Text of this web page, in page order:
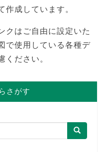
作成しています。
クはご自由に設定いた
で使用している各種デ
ください。
さがす